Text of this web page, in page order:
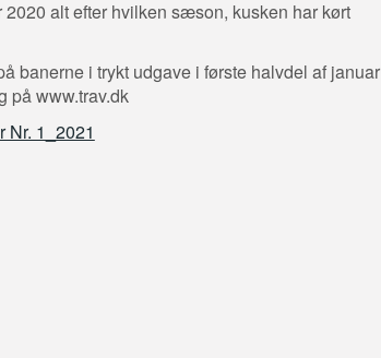
alt efter hvilken sæson, kusken har kørt
banerne i trykt udgave i første halvdel af januar
www.trav.dk
Nr. 1_2021